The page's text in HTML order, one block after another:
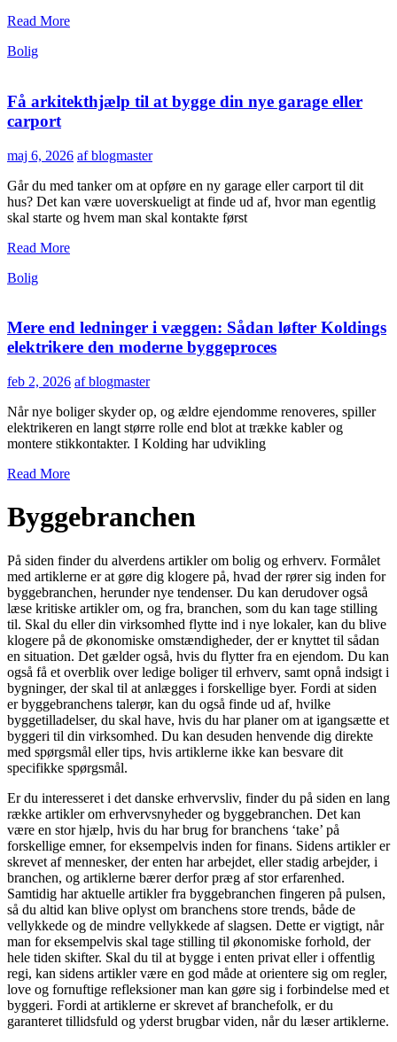
Read More
Bolig
Få arkitekthjælp til at bygge din nye garage eller
carport
maj 6, 2026 af blogmaster
Går du med tanker om at opføre en ny garage eller carport til dit
hus? Det kan være uoverskueligt at finde ud af, hvor man egentlig
skal starte og hvem man skal kontakte først
Read More
Bolig
Mere end ledninger i væggen: Sådan løfter Koldings
elektrikere den moderne byggeproces
feb 2, 2026 af blogmaster
Når nye boliger skyder op, og ældre ejendomme renoveres, spiller
elektrikeren en langt større rolle end blot at trække kabler og
montere stikkontakter. I Kolding har udvikling
Read More
Byggebranchen
På siden finder du alverdens artikler om bolig og erhverv. Formålet
med artiklerne er at gøre dig klogere på, hvad der rører sig inden for
byggebranchen, herunder nye tendenser. Du kan derudover også
læse kritiske artikler om, og fra, branchen, som du kan tage stilling
til. Skal du eller din virksomhed flytte ind i nye lokaler, kan du blive
klogere på de økonomiske omstændigheder, der er knyttet til sådan
en situation. Det gælder også, hvis du flytter fra en ejendom. Du kan
også få et overblik over ledige boliger til erhverv, samt opnå indsigt i
bygninger, der skal til at anlægges i forskellige byer. Fordi at siden
er byggebranchens talerør, kan du også finde ud af, hvilke
byggetilladelser, du skal have, hvis du har planer om at igangsætte et
byggeri til din virksomhed. Du kan desuden henvende dig direkte
med spørgsmål eller tips, hvis artiklerne ikke kan besvare dit
specifikke spørgsmål.
Er du interesseret i det danske erhvervsliv, finder du på siden en lang
række artikler om erhvervsnyheder og byggebranchen. Det kan
være en stor hjælp, hvis du har brug for branchens ‘take’ på
forskellige emner, for eksempelvis inden for finans. Sidens artikler er
skrevet af mennesker, der enten har arbejdet, eller stadig arbejder, i
branchen, og artiklerne bærer derfor præg af stor erfarenhed.
Samtidig har aktuelle artikler fra byggebranchen fingeren på pulsen,
så du altid kan blive oplyst om branchens store trends, både de
vellykkede og de mindre vellykkede af slagsen. Dette er vigtigt, når
man for eksempelvis skal tage stilling til økonomiske forhold, der
hele tiden skifter. Skal du til at bygge i enten privat eller i offentlig
regi, kan sidens artikler være en god måde at orientere sig om regler,
love og fornuftige refleksioner man kan gøre sig i forbindelse med et
byggeri. Fordi at artiklerne er skrevet af branchefolk, er du
garanteret tillidsfuld og yderst brugbar viden, når du læser artiklerne.